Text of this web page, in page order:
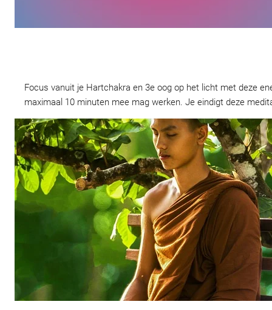
Focus vanuit je Hartchakra en 3e oog op het licht met deze
maximaal 10 minuten mee mag werken. Je eindigt deze